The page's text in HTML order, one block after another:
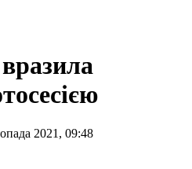
2021, 09:48